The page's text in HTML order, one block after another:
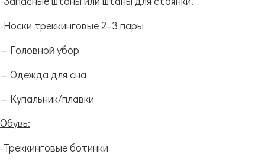
-Носки треккинговые 2–3 пары
— Головной убор
— Одежда для сна
— Купальник/плавки
Обувь:
-Треккинговые ботинки